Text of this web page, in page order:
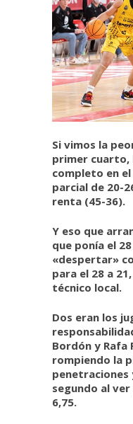
Si vimos la
primer cuarto,
completo en
parcial de 20-
renta (45-36).
Y eso que
que ponía el
«despertar»
para el 28 a
técnico local.
Dos eran los
Bordón y Rafa
rompiendo la
penetraciones
segundo al
6,75.